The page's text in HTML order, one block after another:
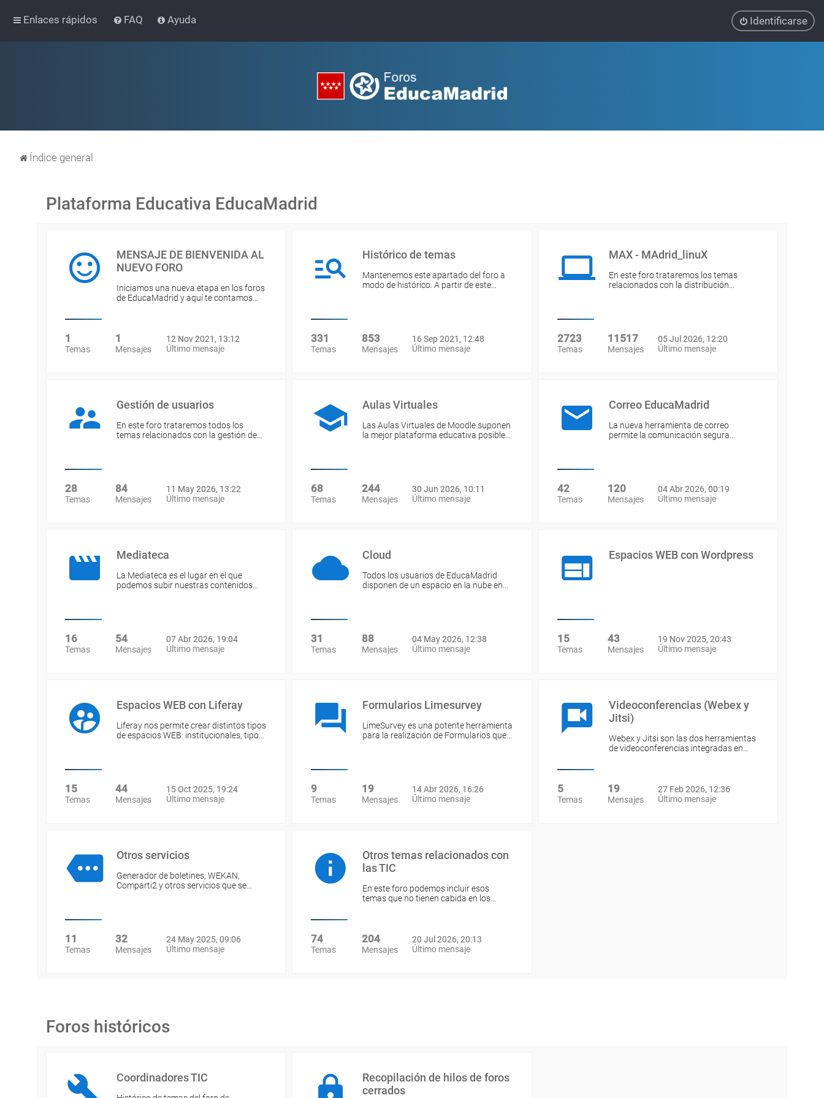
Enlaces rápidos FAQ Ayuda Identificarse
Índice general
Plataforma Educativa EducaMadrid
MENSAJE DE BIENVENIDA AL
NUEVO FORO
Iniciamos una nueva etapa en los foros
de EducaMadrid y aquí te contamos…
1
Temas
1
Mensajes
12 Nov 2021, 13:12
Último mensaje
Histórico de temas
Mantenemos este apartado del foro a
modo de histórico. A partir de este…
331
Temas
853
Mensajes
16 Sep 2021, 12:48
Último mensaje
MAX - MAdrid_linuX
En este foro trataremos los temas
relacionados con la distribución…
2723
Temas
11517
Mensajes
05 Jul 2026, 12:20
Último mensaje
Gestión de usuarios
En este foro trataremos todos los
temas relacionados con la gestión de…
28
Temas
84
Mensajes
11 May 2026, 13:22
Último mensaje
Aulas Virtuales
Las Aulas Virtuales de Moodle suponen
la mejor plataforma educativa posible…
68
Temas
244
Mensajes
30 Jun 2026, 10:11
Último mensaje
Correo EducaMadrid
La nueva herramienta de correo
permite la comunicación segura…
42
Temas
120
Mensajes
04 Abr 2026, 00:19
Último mensaje
Mediateca
La Mediateca es el lugar en el que
podemos subir nuestras contenidos…
16
Temas
54
Mensajes
07 Abr 2026, 19:04
Último mensaje
Cloud
Todos los usuarios de EducaMadrid
disponen de un espacio en la nube en…
31
Temas
88
Mensajes
04 May 2026, 12:38
Último mensaje
Espacios WEB con Wordpress
15
Temas
43
Mensajes
19 Nov 2025, 20:43
Último mensaje
Espacios WEB con Liferay
Liferay nos permite crear distintos tipos
de espacios WEB: institucionales, tipo…
15
Temas
44
Mensajes
15 Oct 2025, 19:24
Último mensaje
Formularios Limesurvey
LimeSurvey es una potente herramienta
para la realización de Formularios que…
9
Temas
19
Mensajes
14 Abr 2026, 16:26
Último mensaje
Videoconferencias (Webex y
Jitsi)
Webex y Jitsi son las dos herramientas
de videoconferencias integradas en…
5
Temas
19
Mensajes
27 Feb 2026, 12:36
Último mensaje
Otros servicios
Generador de boletines, WEKAN,
Comparti2 y otros servicios que se…
11
Temas
32
Mensajes
24 May 2025, 09:06
Último mensaje
Otros temas relacionados con
las TIC
En este foro podemos incluir esos
temas que no tienen cabida en los…
74
Temas
204
Mensajes
20 Jul 2026, 20:13
Último mensaje
Foros históricos
Coordinadores TIC
Recopilación de hilos de foros
cerrados